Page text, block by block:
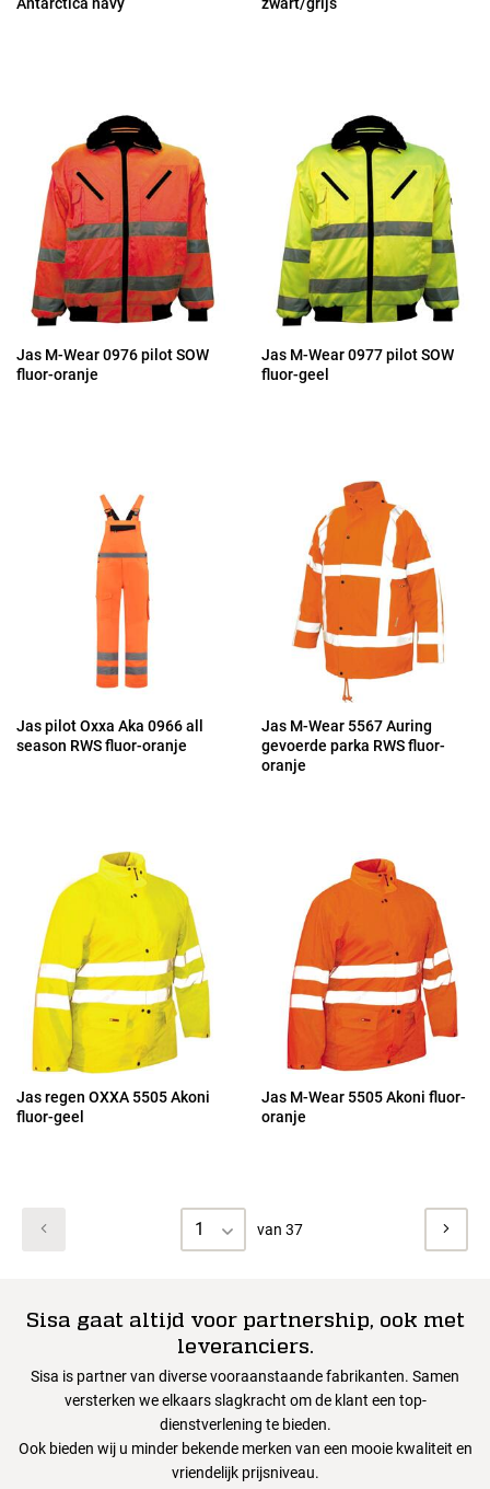
Antarctica navy
zwart/grijs
Jas M-Wear 0976 pilot SOW
fluor-oranje
Jas M-Wear 0977 pilot SOW
fluor-geel
Jas pilot Oxxa Aka 0966 all
season RWS fluor-oranje
Jas M-Wear 5567 Auring
gevoerde parka RWS fluor-
oranje
Jas regen OXXA 5505 Akoni
fluor-geel
Jas M-Wear 5505 Akoni fluor-
oranje
1 van 37
Sisa gaat altijd voor partnership, ook met
leveranciers.
Sisa is partner van diverse vooraanstaande fabrikanten. Samen
versterken we elkaars slagkracht om de klant een top-
dienstverlening te bieden.
Ook bieden wij u minder bekende merken van een mooie kwaliteit en
vriendelijk prijsniveau.